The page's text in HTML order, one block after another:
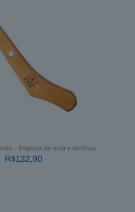
– limpeza de sola e ranilhas
R$132,90